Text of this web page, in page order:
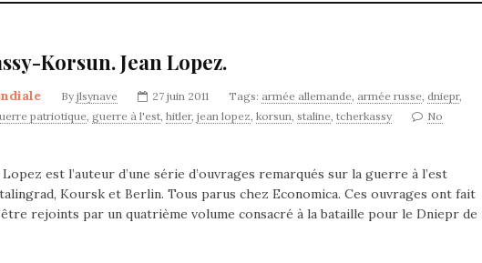
Korsun. Jean Lopez.
By jlsynave 27 juin 2011 Tags: armée allemande, armée russe, dniepr,
patriotique, guerre à l'est, hitler, jean lopez, korsun, staline, tcherkassy
No
est l’auteur d’une série d’ouvrages remarqués sur la guerre à l’est
Koursk et Berlin. Tous parus chez Economica. Ces ouvrages ont fait
rejoints par un quatrième volume consacré à la bataille pour le Dniepr de